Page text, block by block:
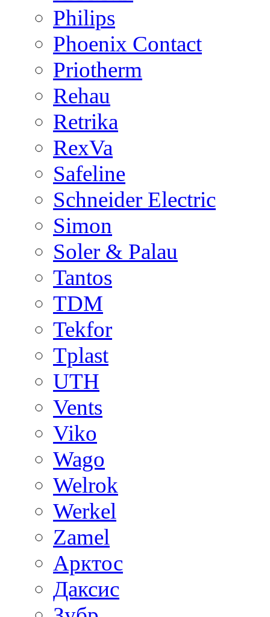
Philips
Phoenix Contact
Priotherm
Rehau
Retrika
RexVa
Safeline
Schneider Electric
Simon
Soler & Palau
Tantos
TDM
Tekfor
Tplast
UTH
Vents
Viko
Wago
Welrok
Werkel
Zamel
Арктос
Даксис